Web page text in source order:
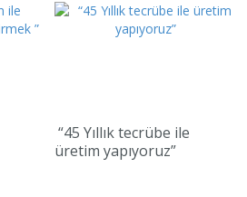
“45 Yıllık tecrübe ile
üretim yapıyoruz”